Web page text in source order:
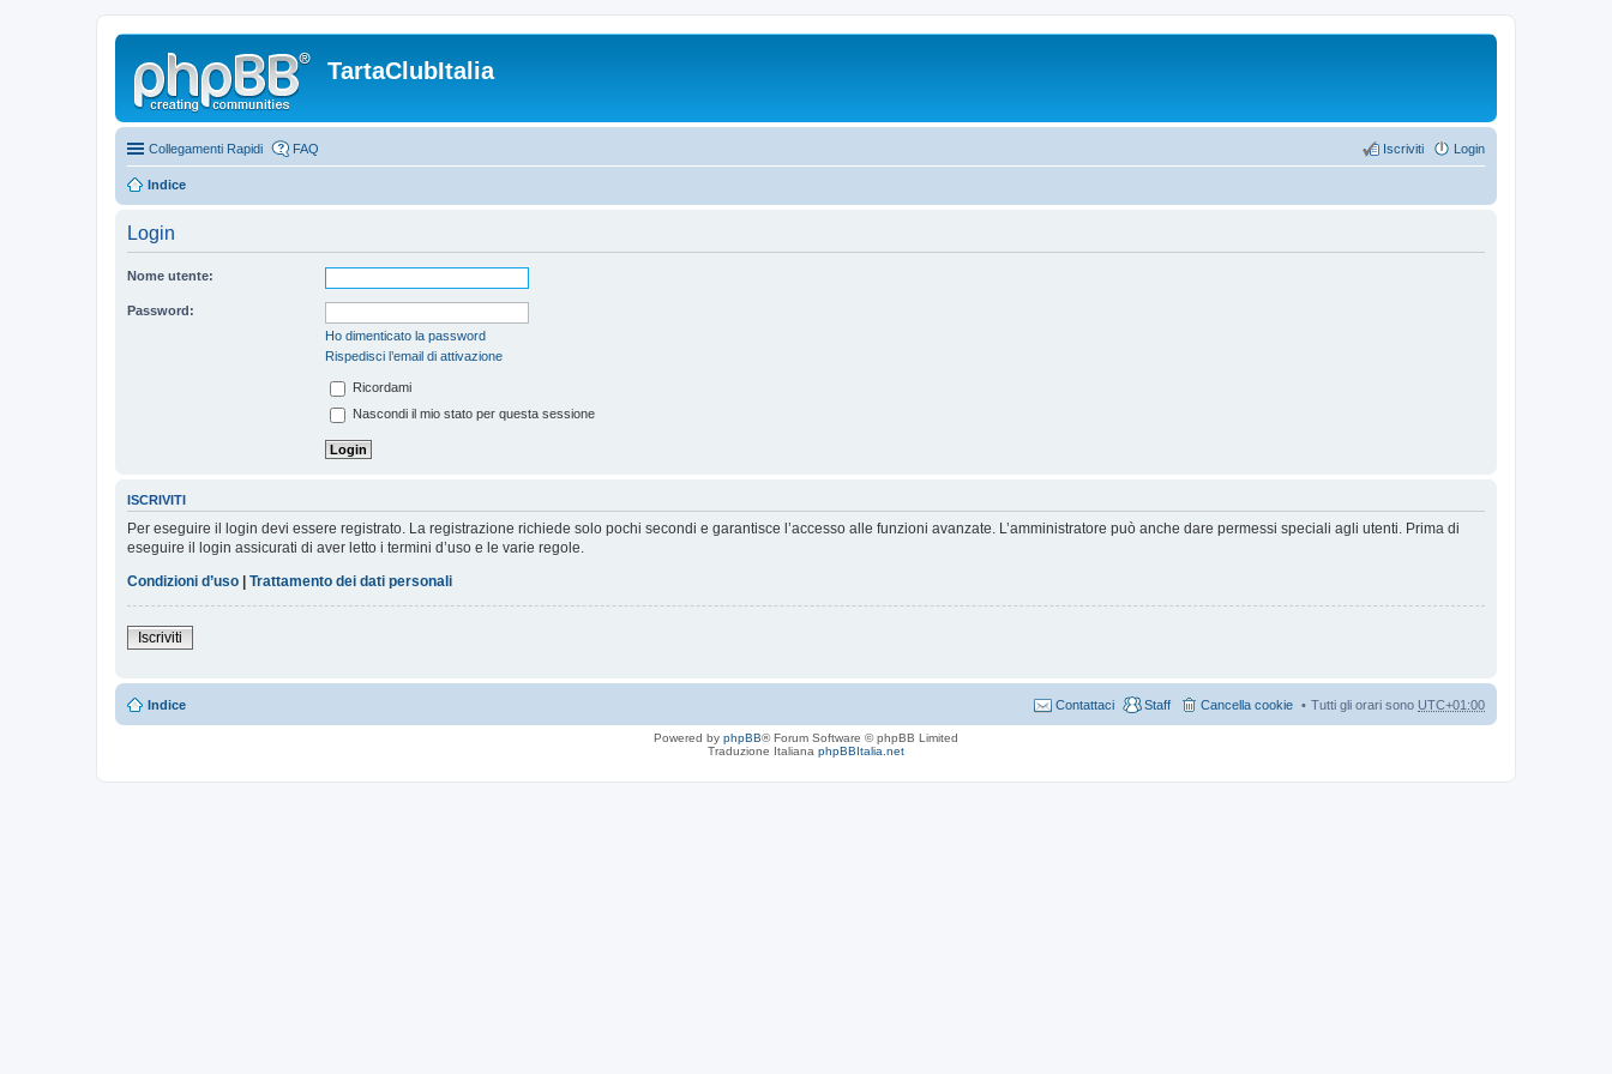
TartaClubItalia
Collegamenti Rapidi FAQ Login
Iscriviti
Indice
Login
Nome utente:
Password:
Ho dimenticato la password
Rispedisci l’email di attivazione
Ricordami
Nascondi il mio stato per questa sessione
ISCRIVITI
Per eseguire il login devi essere registrato. La registrazione richiede solo pochi secondi e garantisce l’accesso alle funzioni avanzate. L’amministratore può anche dare permessi speciali agli utenti. Prima di
eseguire il login assicurati di aver letto i termini d’uso e le varie regole.
Condizioni d’uso | Trattamento dei dati personali
Iscriviti
Indice Tutti gli orari sono UTC+01:00
Cancella cookie
Staff
Contattaci
Powered by phpBB® Forum Software © phpBB Limited
Traduzione Italiana phpBBItalia.net